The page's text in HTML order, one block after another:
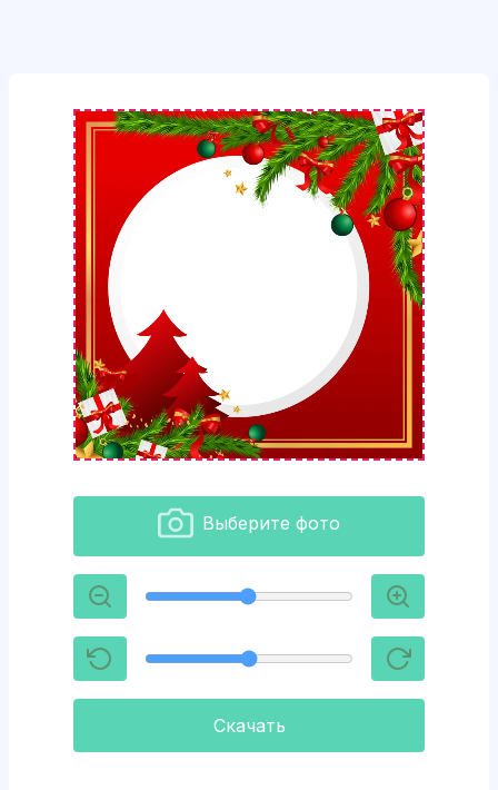
Выберите фото
Скачать